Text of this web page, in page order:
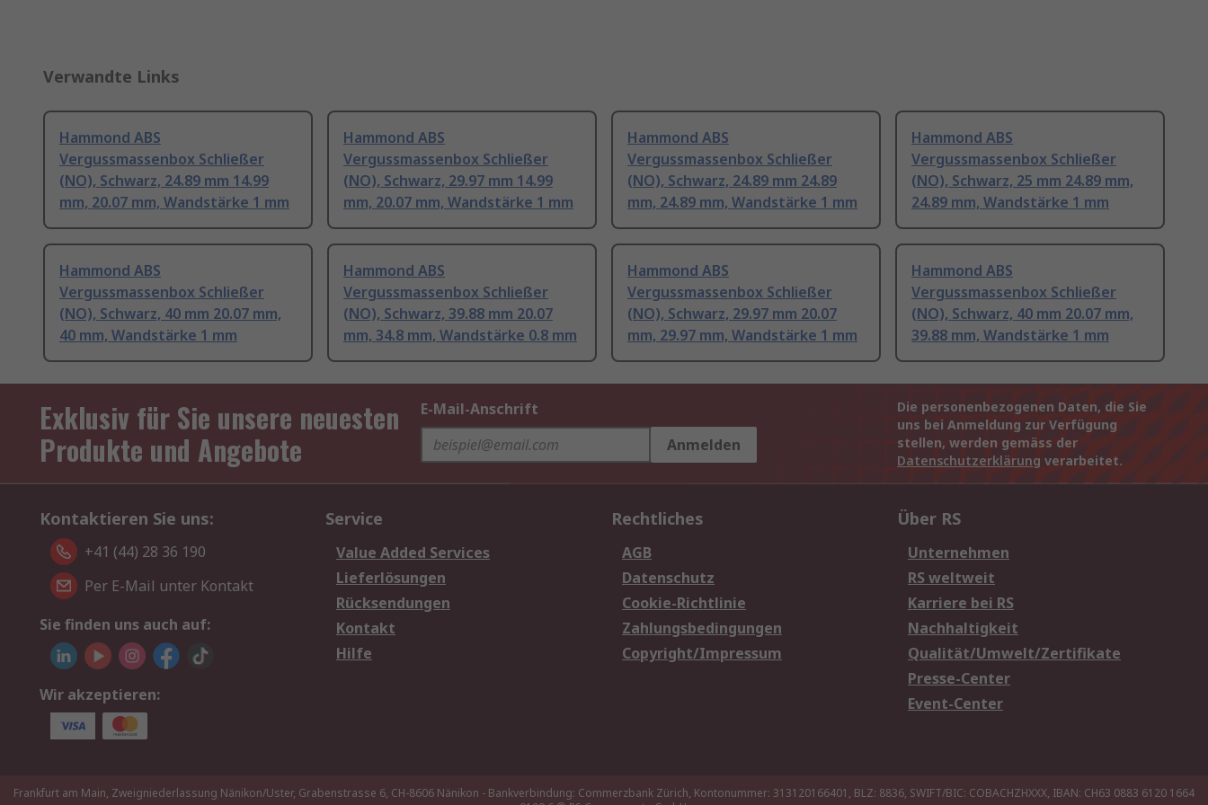
Verwandte Links
Hammond ABS
Vergussmassenbox Schließer
(NO), Schwarz, 24.89 mm 14.99
mm, 20.07 mm, Wandstärke 1 mm
Hammond ABS
Vergussmassenbox Schließer
(NO), Schwarz, 29.97 mm 14.99
mm, 20.07 mm, Wandstärke 1 mm
Hammond ABS
Vergussmassenbox Schließer
(NO), Schwarz, 24.89 mm 24.89
mm, 24.89 mm, Wandstärke 1 mm
Hammond ABS
Vergussmassenbox Schließer
(NO), Schwarz, 25 mm 24.89 mm,
24.89 mm, Wandstärke 1 mm
Hammond ABS
Vergussmassenbox Schließer
(NO), Schwarz, 40 mm 20.07 mm,
40 mm, Wandstärke 1 mm
Hammond ABS
Vergussmassenbox Schließer
(NO), Schwarz, 39.88 mm 20.07
mm, 34.8 mm, Wandstärke 0.8 mm
Hammond ABS
Vergussmassenbox Schließer
(NO), Schwarz, 29.97 mm 20.07
mm, 29.97 mm, Wandstärke 1 mm
Hammond ABS
Vergussmassenbox Schließer
(NO), Schwarz, 40 mm 20.07 mm,
39.88 mm, Wandstärke 1 mm
Exklusiv für Sie unsere neuesten
Produkte und Angebote
E-Mail-Anschrift
Anmelden
Die personenbezogenen Daten, die Sie
uns bei Anmeldung zur Verfügung
stellen, werden gemäss der
Datenschutzerklärung verarbeitet.
Kontaktieren Sie uns:
+41 (44) 28 36 190
Per E-Mail unter Kontakt
Sie finden uns auch auf:
Wir akzeptieren:
Service
Value Added Services
Lieferlösungen
Rücksendungen
Kontakt
Hilfe
Rechtliches
AGB
Datenschutz
Cookie-Richtlinie
Zahlungsbedingungen
Copyright/Impressum
Über RS
Unternehmen
RS weltweit
Karriere bei RS
Nachhaltigkeit
Qualität/Umwelt/Zertifikate
Presse-Center
Event-Center
Frankfurt am Main, Zweigniederlassung Nänikon/Uster, Grabenstrasse 6, CH-8606 Nänikon - Bankverbindung: Commerzbank Zürich, Kontonummer: 313120166401, BLZ: 8836, SWIFT/BIC: COBACHZHXXX, IBAN: CH63 0883 6120 1664